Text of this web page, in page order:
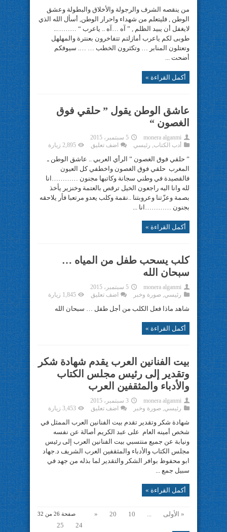
من ينقصه الشرف والرجولة والأخلاق والبطولة وعشق
الوطن , فليتعلم من شهداء واحرار الوطن, أسأل الله الذي
لايغفل أن يبيد الظلم , ” آه …آه .. ياعرب “ ………..
طوبى لكم ياعرب أمازلتم تتفاخرون بعنترة والمهلهل
وتعتلون المنابر … وتكثرون الخطب … …. سيوفكم
أضحت ...
أكمل القراءة »
عاشق الوطن يقول ” حلقي فوق
الغصون “
monera alganmi
5 سبتمبر، 2015
أدب الكتاب, رئيسي اضف تعليق 2,895 زيارة
” حلقي فوق الغصون ” الرأي العربي .. عاشق الوطن ـ
المغرب حلقي فوق الغصون واخطفي كل العيون
فالقصيدة في وطني سجانة وكاتبها مجنون …………انا
لله وانا اليه راجعون الخيل ترقص بالعتمة وخنزير يأخذ
بصمة وعزّتنا وعروبتنا ..نقمة وكلب يعدو مرتعبا فأر يلاحقه
بجنون …………انا ...
أكمل القراءة »
كلب يسحب طفل من المياه …
سبحان الله
monera alganmi
5 سبتمبر، 2015
رئيسي, صورة وخبر اضف تعليق 1,845 زيارة
شاهد ماذا فعل الكلب من أجل طفل … سبحان الله
أكمل القراءة »
بيت الفنانين العرب يقدم شهادة شكر
وتقدير إلى رئيس مجلس الكتاب
والأدباء والمثقفين العرب
monera alganmi
3 سبتمبر، 2015
رئيسي, صورة وخبر اضف تعليق 3,453 زيارة
شهادة شكر وتقدير تقدم بيت الفنانين العرب الممثل في
شخص أمينه العام على عبد الكريم أصالة عن نفسه
ونيابة عن جميع منتسبي بيت الفنانين العرب إلى رئيس
مجلس الكتاب والأدباء والمثقفين العرب الشريف د.جهاد
ابو محفوظ بوافر الشكر والتقدير لما بذله من جهد في
سبيل جمع ...
أكمل القراءة »
صفحة 26 من 32 « الأولى ...
10
20
«
24
25